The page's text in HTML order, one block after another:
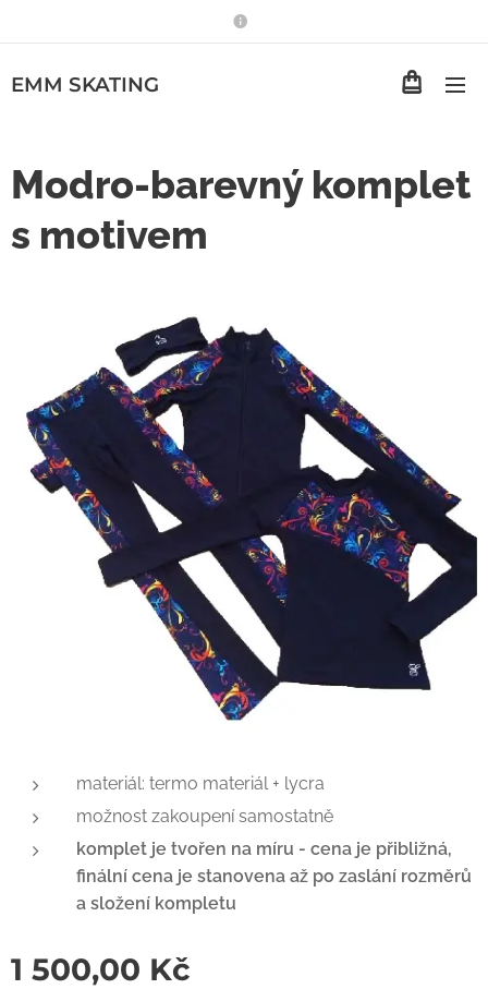
EMM SKATING
Modro-barevný komplet
s motivem
materiál: termo materiál + lycra
možnost zakoupení samostatně
komplet je tvořen na míru - cena je přibližná,
finální cena je stanovena až po zaslání rozměrů
a složení kompletu
1 500,00 Kč